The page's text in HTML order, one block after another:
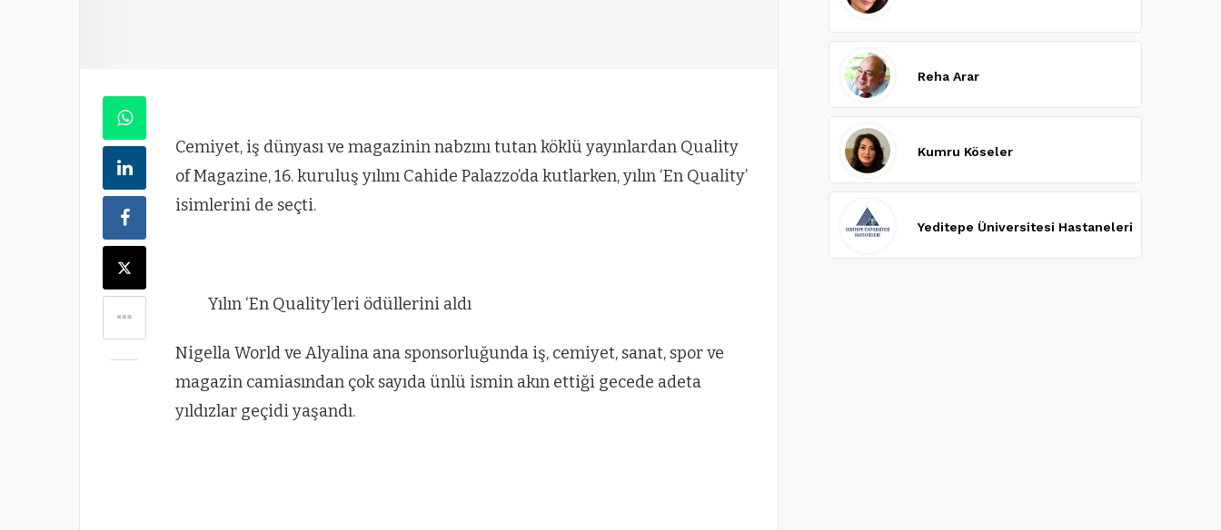
Cemiyet, iş dünyası ve magazinin nabzını tutan köklü yayınlardan Quality
of Magazine, 16. kuruluş yılını Cahide Palazzo’da kutlarken, yılın ‘En Quality’
isimlerini de seçti.
Yılın ‘En Quality’leri ödüllerini aldı
Nigella World ve Alyalina ana sponsorluğunda iş, cemiyet, sanat, spor ve
magazin camiasından çok sayıda ünlü ismin akın ettiği gecede adeta
yıldızlar geçidi yaşandı.
Reha Arar
Kumru Köseler
Yeditepe Üniversitesi Hastaneleri